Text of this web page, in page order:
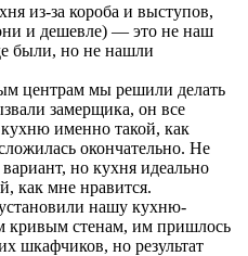
из-за короба и выступов,
и дешевле) — это не наш
были, но не нашли
центрам мы решили делать
замерщика, он все
именно такой, как
окончательно. Не
но кухня идеально
как мне нравится.
нашу кухню-
кривым стенам, им пришлось
шкафчиков, но результат